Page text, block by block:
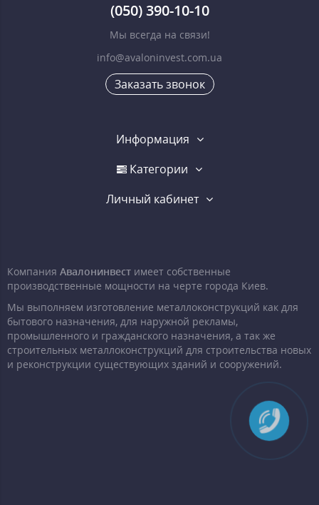
(050) 390-10-10
Мы всегда на связи!
info@avaloninvest.com.ua
Заказать звонок
Информация
Категории
Личный кабинет
Компания Авалонинвест имеет собственные
производственные мощности на черте города Киев.
Мы выполняем изготовление металлоконструкций как для
бытового назначения, для наружной рекламы,
промышленного и гражданского назначения, а так же
строительных металлоконструкций для строительства новых
и реконструкции существующих зданий и сооружений.